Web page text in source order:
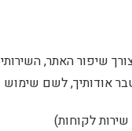
שיפור האתר,
אודותיך, לשם שימוש
לקוחות)